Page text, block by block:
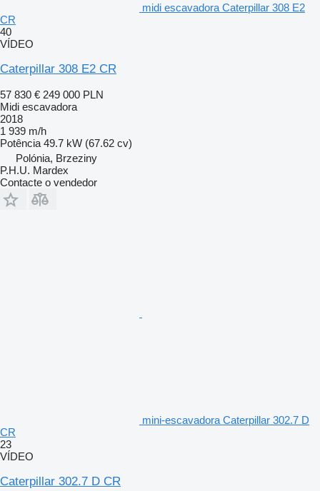
midi escavadora Caterpillar 308 E2
CR
40
VÍDEO
Caterpillar 308 E2 CR
57 830 € 249 000 PLN
Midi escavadora
2018
1 939 m/h
Potência 49.7 kW (67.62 cv)
Polónia, Brzeziny
P.H.U. Mardex
Contacte o vendedor
mini-escavadora Caterpillar 302.7 D
CR
23
VÍDEO
Caterpillar 302.7 D CR